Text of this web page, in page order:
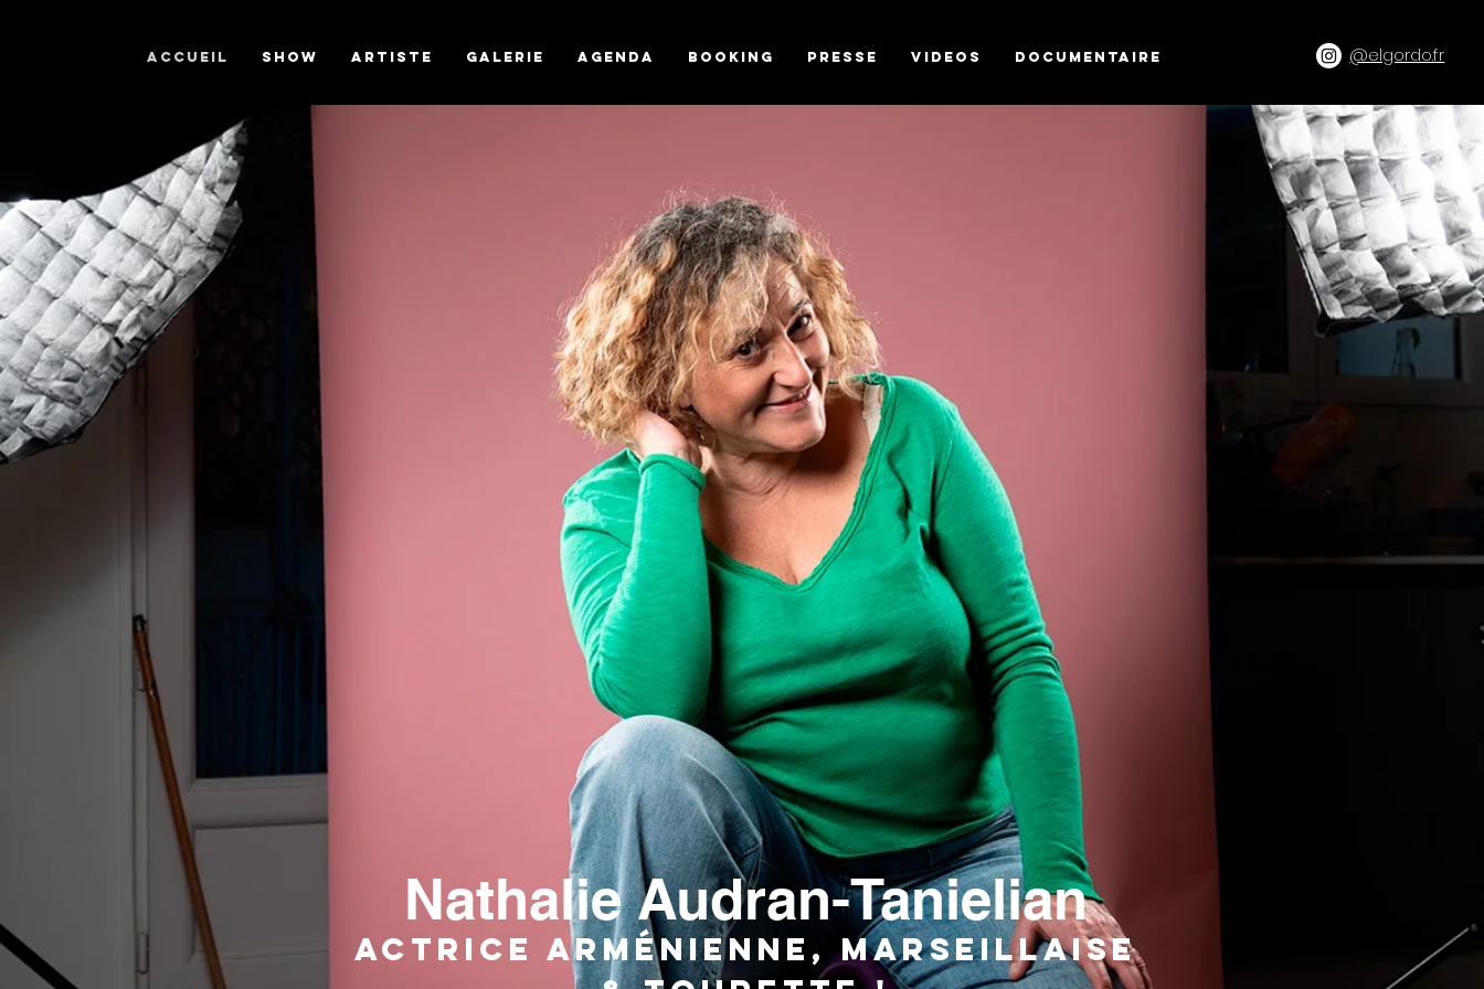
ACCUEIL SHOW Artiste GALERIE AGENDA Booking PRESSE VIDEOS DOCUMENTAIRE @elgordo.fr
Nathalie Audran-Tanielian
Actrice Arménienne, Marseillaise